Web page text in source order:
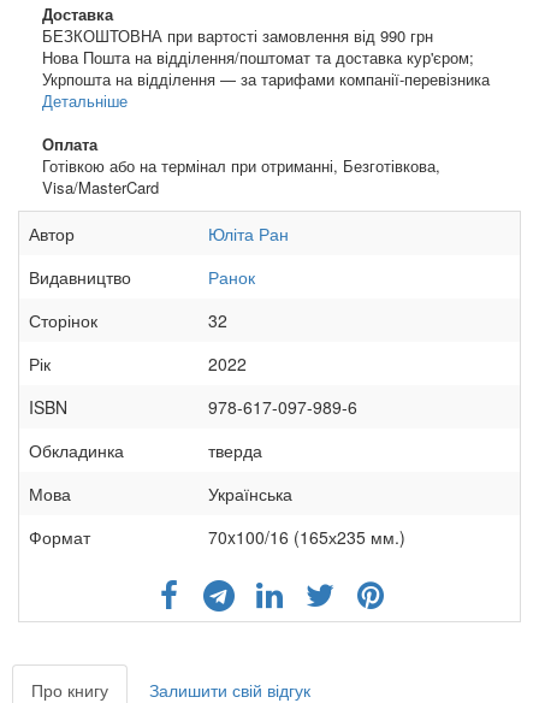
Доставка
БЕЗКОШТОВНА при вартості замовлення від 990 грн
Нова Пошта на відділення/поштомат та доставка кур'єром;
Укрпошта на відділення — за тарифами компанії-перевізника
Детальніше
Оплата
Готівкою або на термінал при отриманні, Безготівкова,
Visa/MasterCard
Автор
Юліта Ран
Видавництво
Ранок
Сторінок
32
Рік
2022
ISBN
978-617-097-989-6
Обкладинка
тверда
Мова
Українська
Формат
70x100/16 (165х235 мм.)
Про книгу Залишити свій відгук